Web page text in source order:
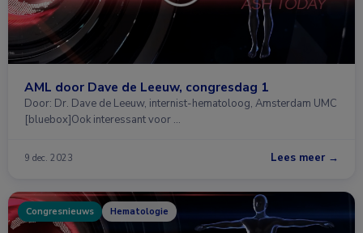
AML door Dave de Leeuw, congresdag 1
Door: Dr. Dave de Leeuw, internist-hematoloog, Amsterdam UMC
[bluebox]Ook interessant voor …
9 dec. 2023 Lees meer →
Congresnieuws Hematologie